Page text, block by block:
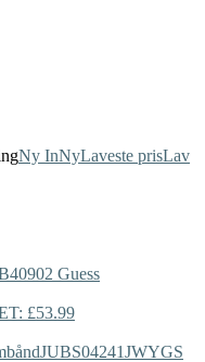
Ny InNyLaveste prisLav
Guess
£53.99
JUBS04241JWYGS